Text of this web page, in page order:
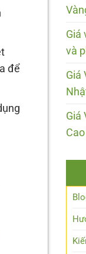
để
Giá
và
Giá
Giá